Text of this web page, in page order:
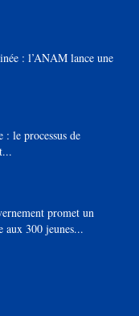
: l’ANAM lance une
le processus de
promet un
aux 300 jeunes...